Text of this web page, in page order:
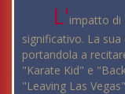
L'impatto di
significativo. La
portandola a
"Karate Kid" e
"Leaving Las